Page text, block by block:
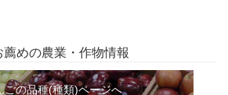
薦めの農業・作物情報
ごの品種(種類)ページへ